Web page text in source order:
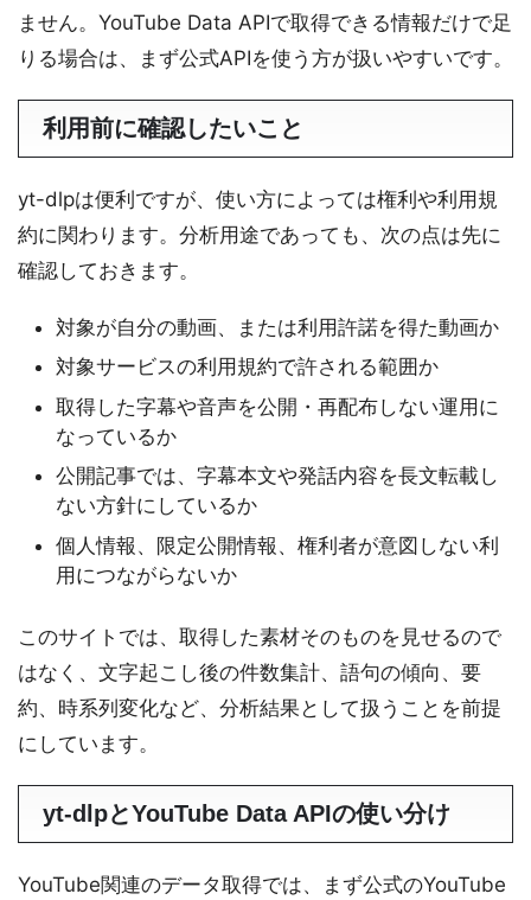
ません。YouTube Data APIで取得できる情報だけで足
りる場合は、まず公式APIを使う方が扱いやすいです。
利用前に確認したいこと
yt-dlpは便利ですが、使い方によっては権利や利用規
約に関わります。分析用途であっても、次の点は先に
確認しておきます。
対象が自分の動画、または利用許諾を得た動画か
対象サービスの利用規約で許される範囲か
取得した字幕や音声を公開・再配布しない運用に
なっているか
公開記事では、字幕本文や発話内容を長文転載し
ない方針にしているか
個人情報、限定公開情報、権利者が意図しない利
用につながらないか
このサイトでは、取得した素材そのものを見せるので
はなく、文字起こし後の件数集計、語句の傾向、要
約、時系列変化など、分析結果として扱うことを前提
にしています。
yt-dlpとYouTube Data APIの使い分け
YouTube関連のデータ取得では、まず公式のYouTube